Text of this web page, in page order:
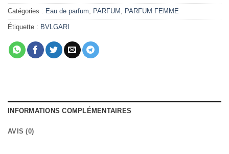
Catégories : Eau de parfum, PARFUM , PARFUM FEMME
Étiquette : BVLGARI
INFORMATIONS COMPLÉMENTAIRES
AVIS (0)